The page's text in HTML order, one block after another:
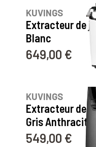
KUVINGS
Extracteur de
Blanc
Prix
649,00 €
KUVINGS
Extracteur de
Gris Anthracite
Prix
549,00 €